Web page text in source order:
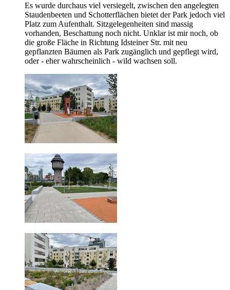
Es wurde durchaus viel versiegelt, zwischen den angelegten
Staudenbeeten und Schotterflächen bietet der Park jedoch viel
Platz zum Aufenthalt. Sitzgelegenheiten sind massig
vorhanden, Beschattung noch nicht. Unklar ist mir noch, ob
die große Fläche in Richtung Idsteiner Str. mit neu
gepflanzten Bäumen als Park zugänglich und gepflegt wird,
oder - eher wahrscheinlich - wild wachsen soll.